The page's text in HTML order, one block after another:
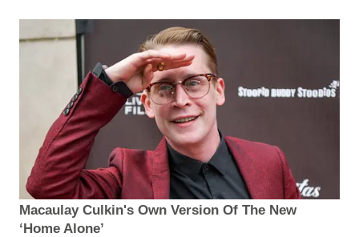
Macaulay Culkin's Own Version Of The New
‘Home Alone’